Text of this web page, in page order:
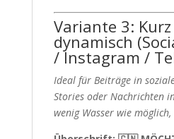
Variante 3:
dynamisch
/ Instagram /
Ideal für Beiträge in
Stories oder Nachrichten
wenig Wasser wie